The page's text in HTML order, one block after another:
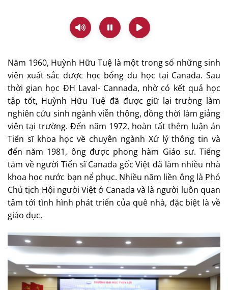
Năm 1960, Huỳnh Hữu Tuệ là một trong số những sinh
viên xuất sắc được học bổng du học tại Canada. Sau
thời gian học ĐH Laval- Cannada, nhờ có kết quả học
tập tốt, Huỳnh Hữu Tuệ đã được giữ lại trường làm
nghiên cứu sinh ngành viễn thông, đồng thời làm giảng
viên tại trường. Đến năm 1972, hoàn tất thêm luận án
Tiến sĩ khoa học về chuyên ngành Xử lý thông tin và
đến năm 1981, ông được phong hàm Giáo sư. Tiếng
tăm về người Tiến sĩ Canada gốc Việt đã làm nhiều nhà
khoa học nước bạn nể phục. Nhiều năm liền ông là Phó
Chủ tịch Hội người Việt ở Canada và là người luôn quan
tâm tới tình hình phát triển của quê nhà, đặc biệt là về
giáo dục.